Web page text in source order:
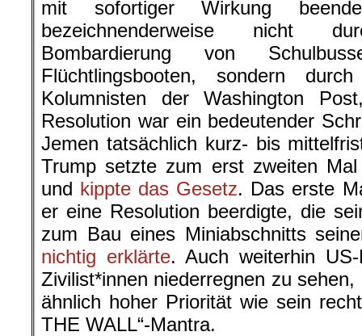
mit sofortiger Wirkung
bezeichnenderweise nicht
Bombardierung von
Flüchtlingsbooten, sondern
Kolumnisten der Washington
Resolution war ein bedeutender
Jemen tatsächlich kurz- bis
Trump setzte zum erst zweiten
und kippte das Gesetz. Das erste
er eine Resolution beerdigte, die
zum Bau eines Miniabschnitts
nichtig erklärte. Auch weiterhin
Zivilist*innen niederregnen zu
ähnlich hoher Priorität wie sein
THE WALL“-Mantra.